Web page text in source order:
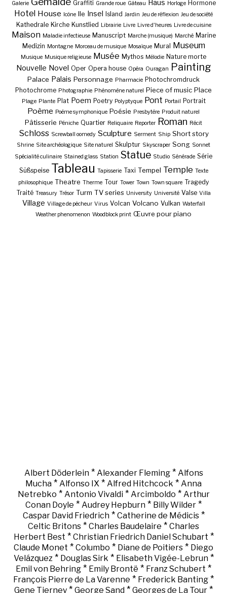
Galerie Graffiti Grande roue Gâteau Haus Horloge Hormone
Hotel House Icône Ile Insel Island Jardin Jeu de réflexion Jeu de société
Kathedrale Kirche Kunstlied Librairie Livre Livre d'heures Livre de cuisine
Maison Maladie infectieuse Manuscript Marche (musique) Marché Marine
Medizin Montagne Morceau de musique Mosaïque Mural Museum
Musique Musique religieuse Musée Mythos Mélodie Nature morte
Nouvelle Novel Oper Opera house Opéra Ouragan Painting
Palace Palais Personnage Pharmacie Photochromdruck
Photochrome Photographie Phénomène naturel Piece of music Place
Plage Plante Plat Poem Poetry Polyptyque Pont Portail Portrait
Poème Poème symphonique Poésie Presbytère Produit naturel
Pâtisserie Péniche Quartier Reliquaire Reporter Roman Récit
Schloss Screwball oomedy Sculpture Serment Ship Short story
Shrine Site archéologique Site naturel Skulptur Skyscraper Song Sonnet
Spécialité culinaire Stained glass Station Statue Studio Sénérade Série
Süßspeise Tableau Tapisserie Taxi Tempel Temple Texte
philosophique Theatre Therme Tour Tower Town Town square Tragedy
Traité Treasury Trésor Turm TV series University Université Valse Villa
Village Village de pêcheur Virus Volcan Volcano Vulkan Waterfall
Weather phenomenon Woodblock print Œuvre pour piano
Albert Döderlein* Alexander Fleming* Alfons
Mucha * Alfonso IX * Alfred Hitchcock * Anna
Netrebko * Antonio Vivaldi* Arcimboldo * Arthur
Conan Doyle * Audrey Hepburn * Billy Wilder *
Caspar David Friedrich* Catherine de Médicis*
Celtic Britons * Charles Baudelaire * Charles
Herbert Best * Christian Friedrich Daniel Schubart *
Claude Monet * Columbo * Diane de Poitiers * Diego
Velázquez * Douglas Sirk * Elisabeth Vigée-Lebrun*
Emil von Behring * Emily Brontë * Franz Schubert *
François Pierre de La Varenne * Frederick Banting *
Gene Tierney * George Sand * Georges de La Tour *